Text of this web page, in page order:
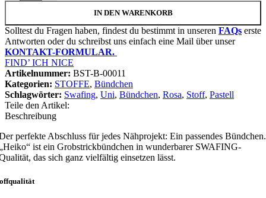
IN DEN WARENKORB
Solltest du Fragen haben, findest du bestimmt in unseren FAQs erste
Antworten oder du schreibst uns einfach eine Mail über unser
KONTAKT-FORMULAR.
FIND’ ICH NICE
Artikelnummer: BST-B-00011
Kategorien: STOFFE, Bündchen
Schlagwörter: Swafing, Uni, Bündchen, Rosa, Stoff, Pastell
Teile den Artikel:
Beschreibung
perfekte Abschluss für jedes Nähprojekt: Ein passendes Bündchen.
ist ein Grobstrickbündchen in wunderbarer SWAFING-
das sich ganz vielfältig einsetzen lässt.